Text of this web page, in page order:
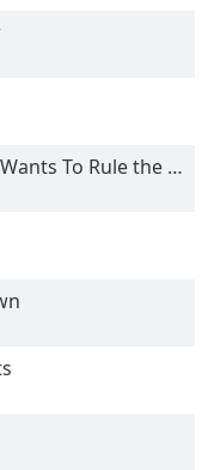
To Rule the World